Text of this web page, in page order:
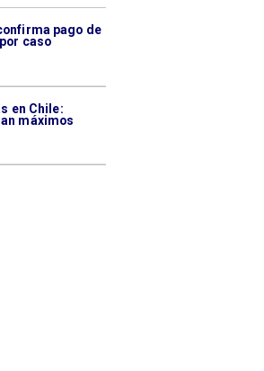
pago de
caso
en Chile:
máximos